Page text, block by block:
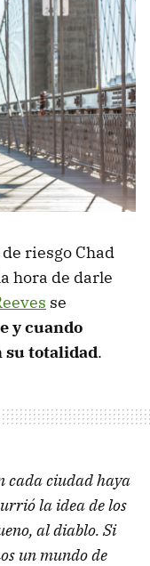
riesgo Chad
hora de darle
se
y cuando
su totalidad.
cada ciudad haya
la idea de los
al diablo. Si
un mundo de